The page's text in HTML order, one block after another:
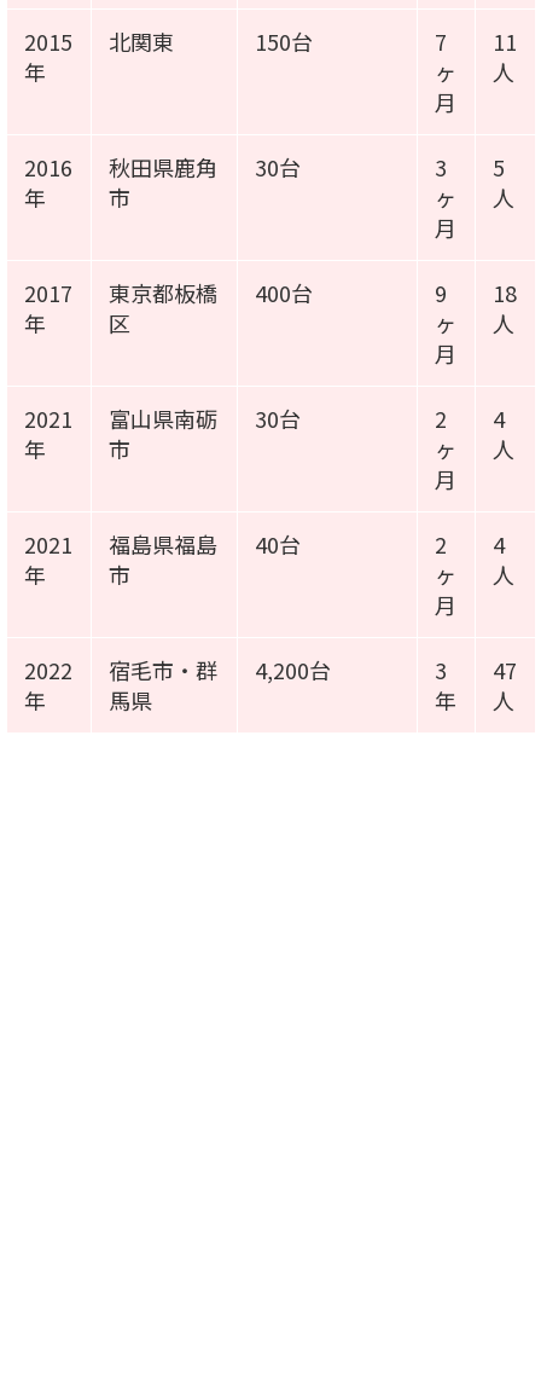
2015
年
北関東 150台
7
ヶ
月
11
人
2016
年
秋田県鹿角
市
30台
3
ヶ
月
5
人
2017
年
東京都板橋
区
400台
9
ヶ
月
18
人
2021
年
富山県南砺
市
30台
2
ヶ
月
4
人
2021
年
福島県福島
市
40台
2
ヶ
月
4
人
2022
年
宿毛市・群
馬県
4,200台
3
年
47
人